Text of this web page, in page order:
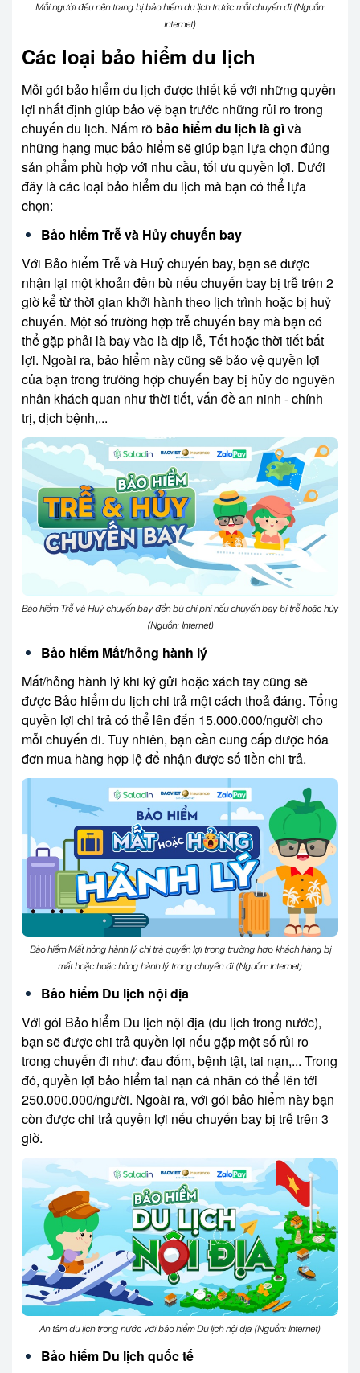
Mỗi người đều nên trang bị bảo hiểm du lịch trước mỗi chuyến đi (Nguồn:
Internet)
Các loại bảo hiểm du lịch
Mỗi gói bảo hiểm du lịch được thiết kế với những quyền
lợi nhất định giúp bảo vệ bạn trước những rủi ro trong
chuyến du lịch. Nắm rõ bảo hiểm du lịch là gìvà
những hạng mục bảo hiểm sẽ giúp bạn lựa chọn đúng
sản phẩm phù hợp với nhu cầu, tối ưu quyền lợi. Dưới
đây là các loại bảo hiểm du lịch mà bạn có thể lựa
chọn:
Bảo hiểm Trễ và Hủy chuyến bay
Với Bảo hiểm Trễ và Huỷ chuyến bay, bạn sẽ được
nhận lại một khoản đền bù nếu chuyến bay bị trễ trên 2
giờ kể từ thời gian khởi hành theo lịch trình hoặc bị huỷ
chuyến. Một số trường hợp trễ chuyến bay mà bạn có
thể gặp phải là bay vào là dịp lễ, Tết hoặc thời tiết bất
lợi. Ngoài ra, bảo hiểm này cũng sẽ bảo vệ quyền lợi
của bạn trong trường hợp chuyến bay bị hủy do nguyên
nhân khách quan như thời tiết, vấn đề an ninh - chính
trị, dịch bệnh,...
Bảo hiểm Trễ và Huỷ chuyến bay đền bù chi phí nếu chuyến bay bị trễ hoặc hủy
(Nguồn: Internet)
Bảo hiểm Mất/hỏng hành lý
Mất/hỏng hành lý khi ký gửi hoặc xách tay cũng sẽ
được Bảo hiểm du lịch chi trả một cách thoả đáng. Tổng
quyền lợi chi trả có thể lên đến 15.000.000/người cho
mỗi chuyến đi. Tuy nhiên, bạn cần cung cấp được hóa
đơn mua hàng hợp lệ để nhận được số tiền chi trả.
Bảo hiểm Mất hỏng hành lý chi trả quyền lợi trong trường hợp khách hàng bị
mất hoặc hoặc hỏng hành lý trong chuyến đi (Nguồn: Internet)
Bảo hiểm Du lịch nội địa
Với gói Bảo hiểm Du lịch nội địa (du lịch trong nước),
bạn sẽ được chi trả quyền lợi nếu gặp một số rủi ro
trong chuyến đi như: đau đốm, bệnh tật, tai nạn,... Trong
đó, quyền lợi bảo hiểm tai nạn cá nhân có thể lên tới
250.000.000/người. Ngoài ra, với gói bảo hiểm này bạn
còn được chi trả quyền lợi nếu chuyến bay bị trễ trên 3
giờ.
An tâm du lịch trong nước với bảo hiểm Du lịch nội địa (Nguồn: Internet)
Bảo hiểm Du lịch quốc tế